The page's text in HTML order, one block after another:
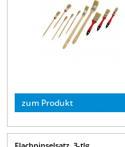
zum Produkt